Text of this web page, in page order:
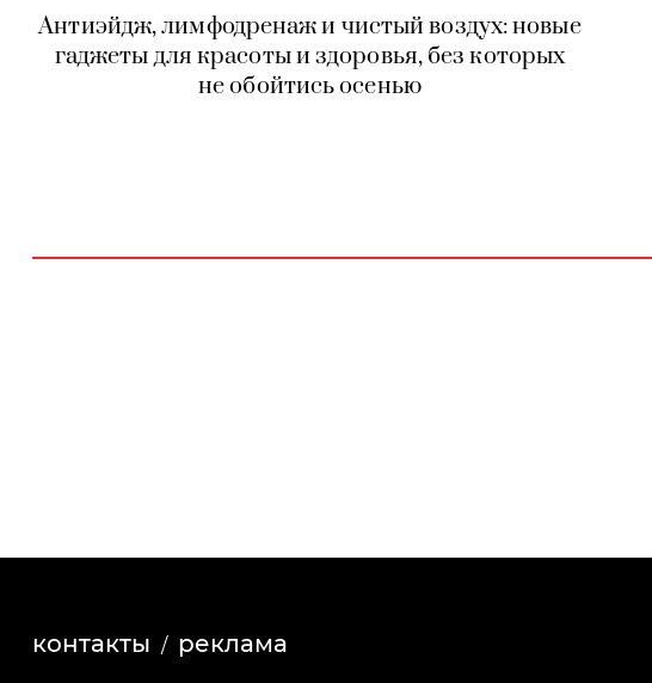
Антиэйдж, лимфодренаж и чистый воздух: новые
гаджеты для красоты и здоровья, без которых
не обойтись осенью
контакты реклама